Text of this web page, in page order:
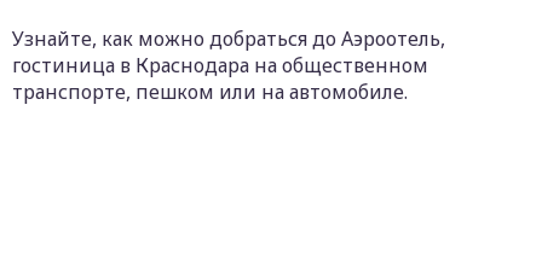
Узнайте, как можно добраться до Аэроотель,
гостиница в Краснодара на общественном
транспорте, пешком или на автомобиле.